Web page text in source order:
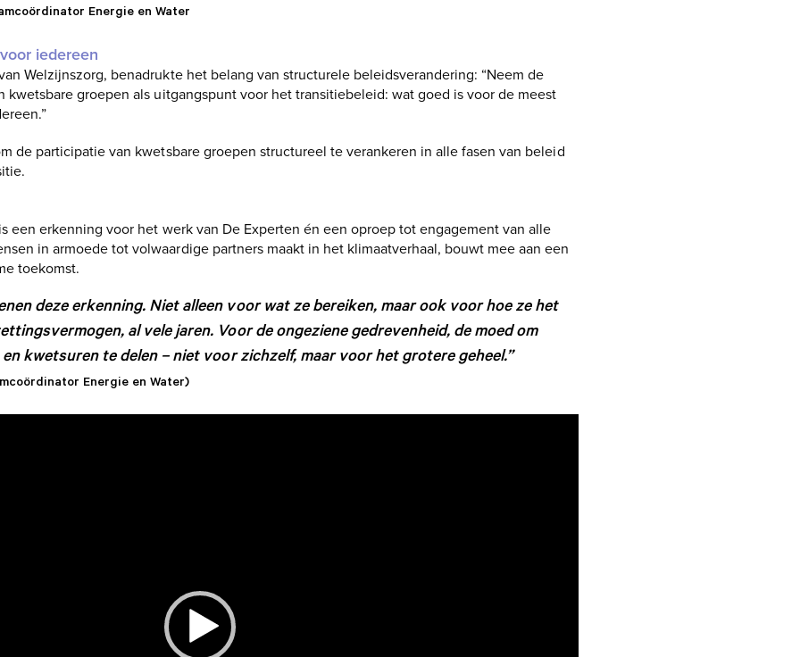
Energie en Water
iedereen
Welzijnszorg, benadrukte het belang van structurele beleidsverandering: “Neem de
kwetsbare groepen als uitgangspunt voor het transitiebeleid: wat goed is voor de meest
de participatie van kwetsbare groepen structureel te verankeren in alle fasen van beleid
een erkenning voor het werk van De Experten én een oproep tot engagement van alle
in armoede tot volwaardige partners maakt in het klimaatverhaal, bouwt mee aan een
toekomst.
deze erkenning. Niet alleen voor wat ze bereiken, maar ook voor hoe ze het
al vele jaren. Voor de ongeziene gedrevenheid, de moed om
kwetsuren te delen – niet voor zichzelf, maar voor het grotere geheel.”
Energie en Water)